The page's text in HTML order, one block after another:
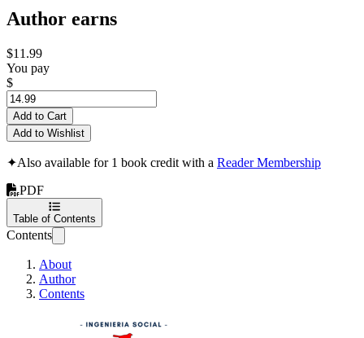
Author earns
$11.99
You pay
$
Add to Cart
Add to Wishlist
✦Also available for 1 book credit with a Reader Membership
PDF
Table of Contents
Contents
About
Author
Contents